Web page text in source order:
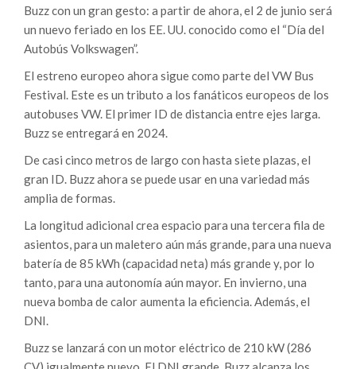
Buzz con un gran gesto: a partir de ahora, el 2 de junio será
un nuevo feriado en los EE. UU. conocido como el “Día del
Autobús Volkswagen”.
El estreno europeo ahora sigue como parte del VW Bus
Festival. Este es un tributo a los fanáticos europeos de los
autobuses VW. El primer ID de distancia entre ejes larga.
Buzz se entregará en 2024.
De casi cinco metros de largo con hasta siete plazas, el
gran ID. Buzz ahora se puede usar en una variedad más
amplia de formas.
La longitud adicional crea espacio para una tercera fila de
asientos, para un maletero aún más grande, para una nueva
batería de 85 kWh (capacidad neta) más grande y, por lo
tanto, para una autonomía aún mayor. En invierno, una
nueva bomba de calor aumenta la eficiencia. Además, el
DNI.
Buzz se lanzará con un motor eléctrico de 210 kW (286